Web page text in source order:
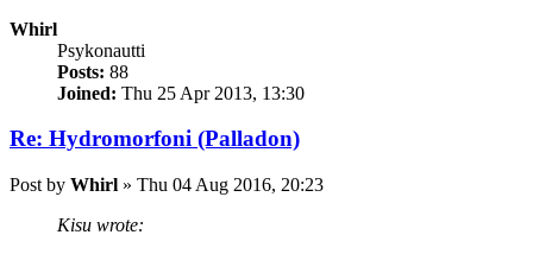
Whirl
Psykonautti
Posts: 88
Joined: Thu 25 Apr 2013, 13:30
Re: Hydromorfoni (Palladon)
Post by Whirl » Thu 04 Aug 2016, 20:23
Kisu wrote: